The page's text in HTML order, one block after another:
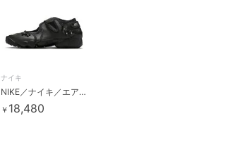
ナイキ
NIKE／ナイキ／エア リフト “Florette”／ IV5682-001
￥ 18,480